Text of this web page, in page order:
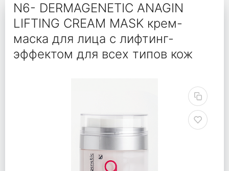
Ν6- DERMAGENETIC ANAGIN
LIFTING CREAM MASK крем-
маска для лица с лифтинг-
эффектом для всех типов кож